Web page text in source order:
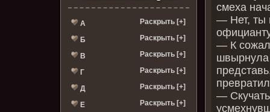
А Раскрыть [+]
Б Раскрыть [+]
В Раскрыть [+]
Г Раскрыть [+]
Д Раскрыть [+]
Е Раскрыть [+]
смеха
— Нет, ты
— К
швырнула
—